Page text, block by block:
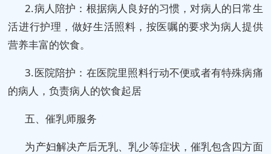
2.病人陪护：根据病人良好的习惯，对病人的日常生
活进行护理，做好生活照料，按医嘱的要求为病人提供
营养丰富的饮食。
3.医院陪护：在医院里照料行动不便或者有特殊病痛
的病人，负责病人的饮食起居
五、催乳师服务
为产妇解决产后无乳、乳少等症状，催乳包含四方面